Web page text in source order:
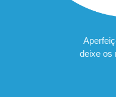
deixe os